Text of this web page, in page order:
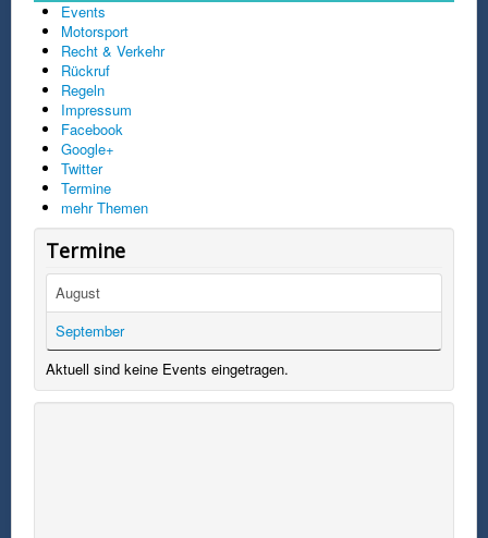
Events
Motorsport
Recht & Verkehr
Rückruf
Regeln
Impressum
Facebook
Google+
Twitter
Termine
mehr Themen
Termine
August
September
Aktuell sind keine Events eingetragen.